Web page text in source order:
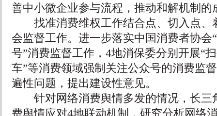
善中小微企业参与流程，推动和解机制的
找准消费维权工作结合点、切入点、
会监督工作。进一步落实中国消费者协会
号”消费监督工作，4地消保委分别开展“
车”等消费领域强制关注公众号的消费监
遍性问题，提出建设性意见。
针对网络消费舆情多发的情况，长三
费舆情应对4地联动机制，研究分析网络